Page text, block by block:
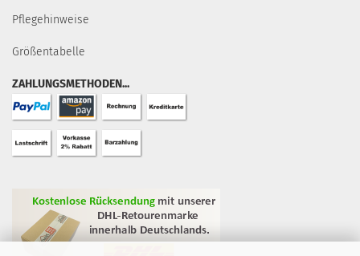
Pflegehinweise
Größentabelle
ZAHLUNGSMETHODEN...